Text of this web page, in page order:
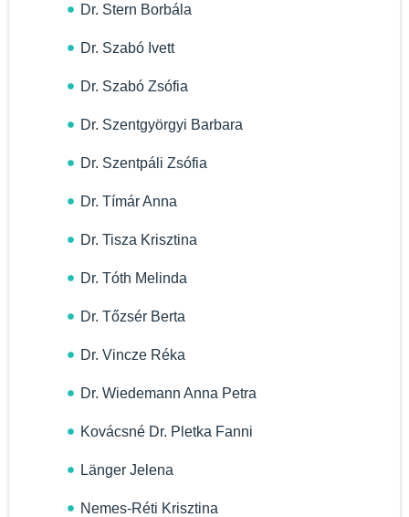
Dr. Stern Borbála
Dr. Szabó Ivett
Dr. Szabó Zsófia
Dr. Szentgyörgyi Barbara
Dr. Szentpáli Zsófia
Dr. Tímár Anna
Dr. Tisza Krisztina
Dr. Tóth Melinda
Dr. Tőzsér Berta
Dr. Vincze Réka
Dr. Wiedemann Anna Petra
Kovácsné Dr. Pletka Fanni
Länger Jelena
Nemes-Réti Krisztina